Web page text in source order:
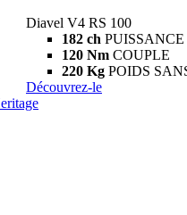
Diavel V4 RS 100
182 ch PUISSANCE
120 Nm COUPLE
220 Kg POIDS
Découvrez-le